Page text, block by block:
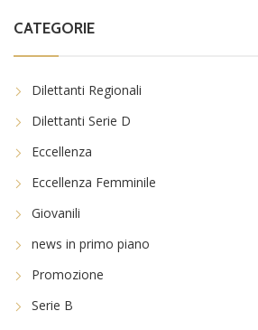
CATEGORIE
Dilettanti Regionali
Dilettanti Serie D
Eccellenza
Eccellenza Femminile
Giovanili
news in primo piano
Promozione
Serie B